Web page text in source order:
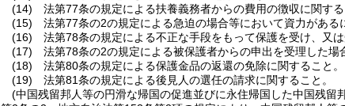
(14)
法第77条の規定による扶養義務者からの費用の徴収に関する
(15)
法第77条の2の規定による急迫の場合等において資力があ
(16)
法第78条の規定による不正な手段をもって保護を受け、又
(17)
法第78条の2の規定による被保護者からの申出を受理した場
(18)
法第80条の規定による保護金品の返還の免除に関すること。
(19)
法第81条の規定による後見人の選任の請求に関すること。
(中国残留邦人等の円滑な帰国の促進並びに永住帰国した中国残